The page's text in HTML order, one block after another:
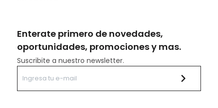
Enterate primero de novedades,
oportunidades, promociones y mas.
Suscribite a nuestro newsletter.